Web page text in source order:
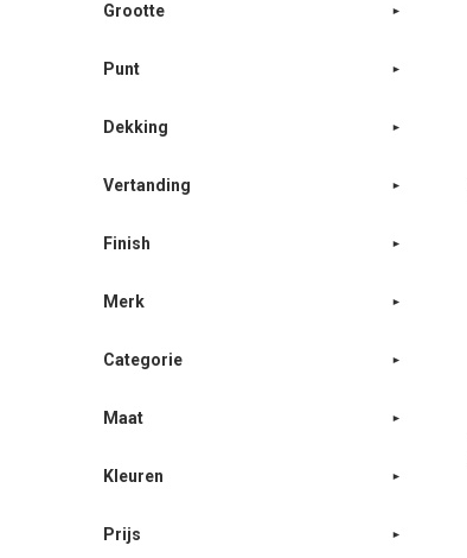
Grootte
Punt
Dekking
Vertanding
Finish
Merk
Categorie
Maat
Kleuren
Prijs